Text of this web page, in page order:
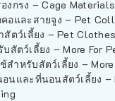
งกรง – Cage Materials
อและสายจูง – Pet
สัตว์เลี้ยง – Pet Clothes
สัตว์เลี้ยง – More For
สำหรับสัตว์เลี้ยง –
นและที่นอนสัตว์เลี้ยง –